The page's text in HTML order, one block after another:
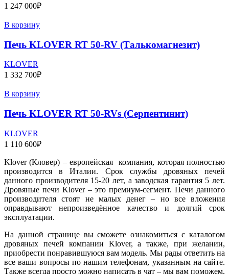
1 247 000₽
В корзину
Печь KLOVER RT 50-RV (Талькомагнезит)
KLOVER
1 332 700₽
В корзину
Печь KLOVER RT 50-RVs (Серпентинит)
KLOVER
1 110 600₽
Klover (Кловер) – европейская компания, которая полностью
производится в Италии. Срок службы дровяных печей
данного производителя 15-20 лет, а заводская гарантия 5 лет.
Дровяные печи Klover – это премиум-сегмент. Печи данного
производителя стоят не малых денег – но все вложения
оправдывают непроизведённое качество и долгий срок
эксплуатации.
На данной странице вы сможете ознакомиться с каталогом
дровяных печей компании Klover, а также, при желании,
приобрести понравившуюся вам модель. Мы рады ответить на
все ваши вопросы по нашим телефонам, указанным на сайте.
Также всегда просто можно написать в чат – мы вам поможем.